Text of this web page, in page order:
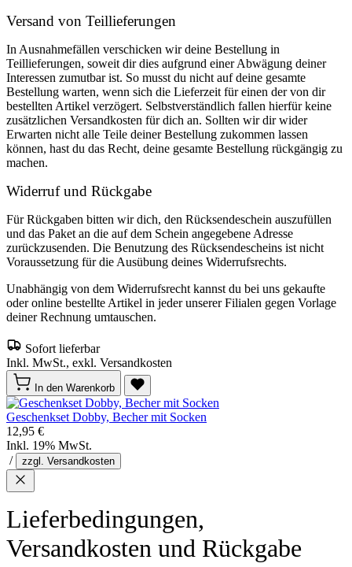
Versand von Teillieferungen
In Ausnahmefällen verschicken wir deine Bestellung in
Teillieferungen, soweit dir dies aufgrund einer Abwägung deiner
Interessen zumutbar ist. So musst du nicht auf deine gesamte
Bestellung warten, wenn sich die Lieferzeit für einen der von dir
bestellten Artikel verzögert. Selbstverständlich fallen hierfür keine
zusätzlichen Versandkosten für dich an. Sollten wir dir wider
Erwarten nicht alle Teile deiner Bestellung zukommen lassen
können, hast du das Recht, deine gesamte Bestellung rückgängig zu
machen.
Widerruf und Rückgabe
Für Rückgaben bitten wir dich, den Rücksendeschein auszufüllen
und das Paket an die auf dem Schein angegebene Adresse
zurückzusenden. Die Benutzung des Rücksendescheins ist nicht
Voraussetzung für die Ausübung deines Widerrufsrechts.
Unabhängig von dem Widerrufsrecht kannst du bei uns gekaufte
oder online bestellte Artikel in jeder unserer Filialen gegen Vorlage
deiner Rechnung umtauschen.
Sofort lieferbar
Inkl. MwSt., exkl. Versandkosten
In den Warenkorb
Geschenkset Dobby, Becher mit Socken
12,95 €
Inkl. 19% MwSt.
/
zzgl. Versandkosten
Lieferbedingungen,
Versandkosten und Rückgabe